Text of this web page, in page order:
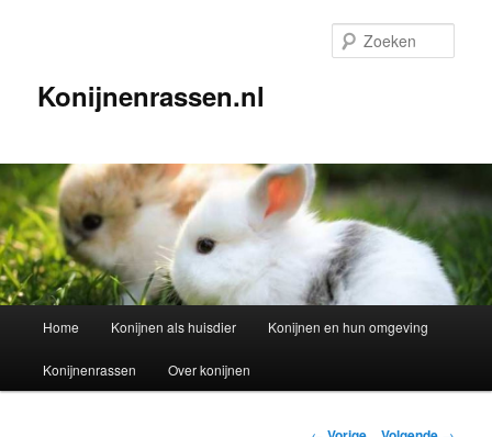
inhoudKonijnenrassen.nl
Home Konijnen als huisdier Konijnen en hun omgeving
Konijnenrassen Over konijnen
Berichtnavigatie